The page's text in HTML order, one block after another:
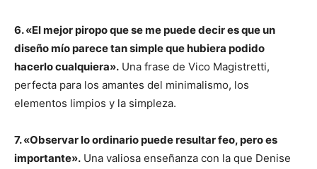
6. «El mejor piropo que se me puede decir es que un
diseño mío parece tan simple que hubiera podido
hacerlo cualquiera». Una frase de Vico Magistretti,
perfecta para los amantes del minimalismo, los
elementos limpios y la simpleza.
7. «Observar lo ordinario puede resultar feo, pero es
importante». Una valiosa enseñanza con la que Denise